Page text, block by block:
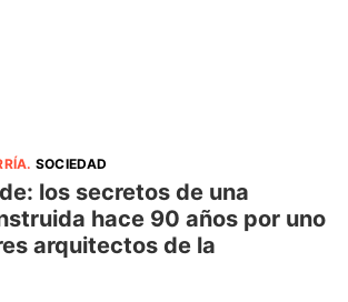
. SOCIEDAD
los secretos de una
hace 90 años por uno
arquitectos de la